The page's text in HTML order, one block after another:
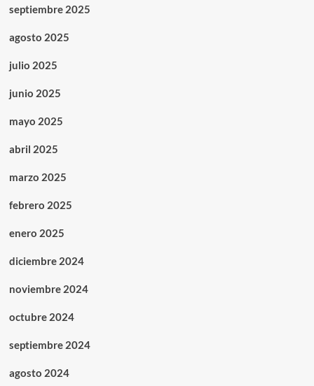
septiembre 2025
agosto 2025
julio 2025
junio 2025
mayo 2025
abril 2025
marzo 2025
febrero 2025
enero 2025
diciembre 2024
noviembre 2024
octubre 2024
septiembre 2024
agosto 2024